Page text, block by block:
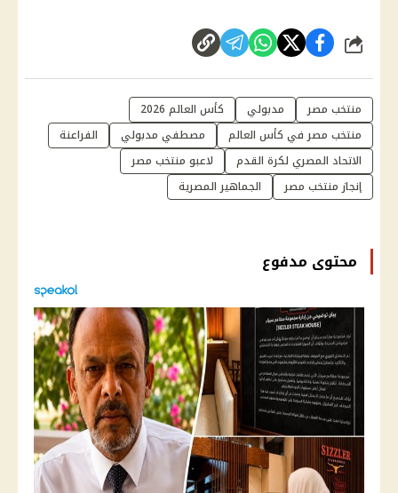
شارك
منتخب مصر مدبولي
كأس العالم 2026
منتخب مصر في كأس العالم
مصطفي مدبولي
الفراعنة
الاتحاد المصري لكرة القدم
لاعبو منتخب مصر
إنجاز منتخب مصر
الجماهير المصرية
محتوى مدفوع